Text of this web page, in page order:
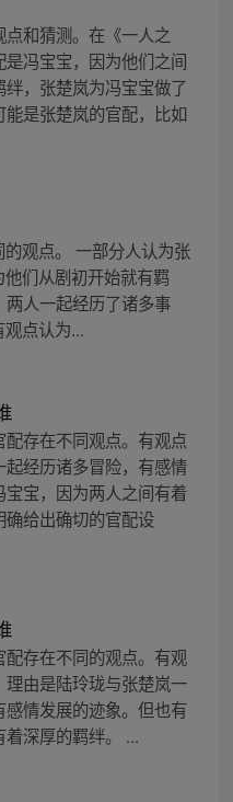
和猜测。在《一人之
冯宝宝，因为他们之间
，张楚岚为冯宝宝做了
是张楚岚的官配，比如
观点。 一部分人认为张
们从剧初开始就有羁
人一起经历了诸多事
观点认为...
存在不同观点。有观点
经历诸多冒险，有感情
宝，因为两人之间有着
给出确切的官配设
存在不同的观点。有观
由是陆玲珑与张楚岚一
情发展的迹象。但也有
深厚的羁绊。 ...